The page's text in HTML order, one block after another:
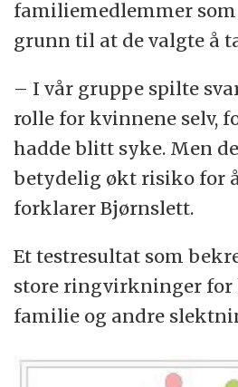
familiemedlemmer
grunn til at de valgte å
– I vår gruppe spilte
rolle for kvinnene selv,
hadde blitt syke. Men
betydelig økt risiko for
forklarer Bjørnslett.
Et testresultat som
store ringvirkninger for
familie og andre